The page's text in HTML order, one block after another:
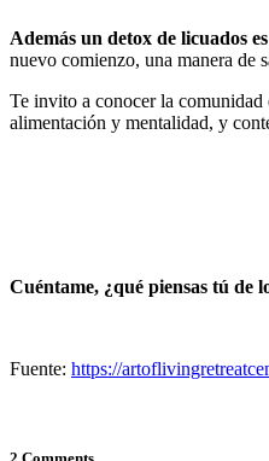
Además un detox de licuados
nuevo comienzo, una manera de
Te invito a conocer la comunidad
alimentación y mentalidad, y
Cuéntame, ¿qué piensas tú de
Fuente: https://